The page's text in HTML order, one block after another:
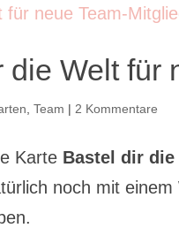
die Welt für
,Team | 2 Kommentare
Karte Bastel dir die
noch mit